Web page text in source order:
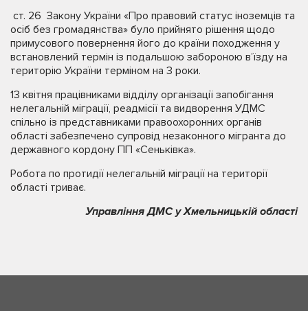
ст. 26 Закону України «Про правовий статус іноземців та
осіб без громадянства» було прийнято рішення щодо
примусового повернення його до країни походження у
встановлений термін із подальшою забороною в’їзду на
територію України терміном на 3 роки.
13 квітня працівниками відділу організації запобігання
нелегальній міграції, реадмісії та видворення УДМС
спільно із представниками правоохоронних органів
області забезпечено супровід незаконного мігранта до
державного кордону ПП «Сеньківка».
Робота по протидії нелегальній міграції на території
області триває.
Управління ДМС у Хмельницькій області